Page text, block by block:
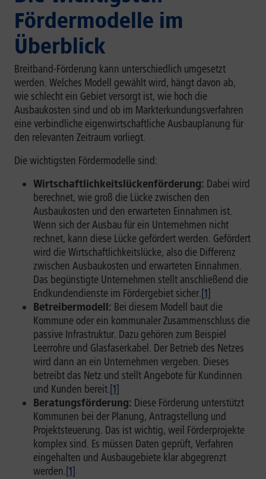
Fördermodelle im
Überblick
Breitband-Förderung kann unterschiedlich umgesetzt
werden. Welches Modell gewählt wird, hängt davon ab,
wie schlecht ein Gebiet versorgt ist, wie hoch die
Ausbaukosten sind und ob im Markterkundungsverfahren
eine verbindliche eigenwirtschaftliche Ausbauplanung für
den relevanten Zeitraum vorliegt.
Die wichtigsten Fördermodelle sind:
Wirtschaftlichkeitslückenförderung: Dabei wird
berechnet, wie groß die Lücke zwischen den
Ausbaukosten und den erwarteten Einnahmen ist.
Wenn sich der Ausbau für ein Unternehmen nicht
rechnet, kann diese Lücke gefördert werden. Gefördert
wird die Wirtschaftlichkeitslücke, also die Differenz
zwischen Ausbaukosten und erwarteten Einnahmen.
Das begünstigte Unternehmen stellt anschließend die
Endkundendienste im Fördergebiet sicher.[1]
Betreibermodell: Bei diesem Modell baut die
Kommune oder ein kommunaler Zusammenschluss die
passive Infrastruktur. Dazu gehören zum Beispiel
Leerrohre und Glasfaserkabel. Der Betrieb des Netzes
wird dann an ein Unternehmen vergeben. Dieses
betreibt das Netz und stellt Angebote für Kundinnen
und Kunden bereit.[1]
Beratungsförderung: Diese Förderung unterstützt
Kommunen bei der Planung, Antragstellung und
Projektsteuerung. Das ist wichtig, weil Förderprojekte
komplex sind. Es müssen Daten geprüft, Verfahren
eingehalten und Ausbaugebiete klar abgegrenzt
werden.[1]